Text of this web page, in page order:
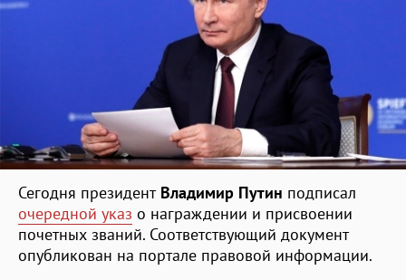
Сегодня президент Владимир Путин подписал
очередной указ о награждении и присвоении
почетных званий. Соответствующий документ
опубликован на портале правовой информации.